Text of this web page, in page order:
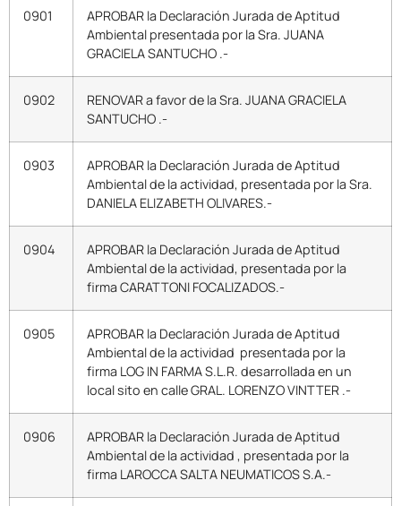
0901
APROBAR la Declaración Jurada de Aptitud
Ambiental presentada por la Sra. JUANA
GRACIELA SANTUCHO .-
0902
RENOVAR a favor de la Sra. JUANA GRACIELA
SANTUCHO .-
0903
APROBAR la Declaración Jurada de Aptitud
Ambiental de la actividad, presentada por la Sra.
DANIELA ELIZABETH OLIVARES.-
0904
APROBAR la Declaración Jurada de Aptitud
Ambiental de la actividad, presentada por la
firma CARATTONI FOCALIZADOS.-
0905
APROBAR la Declaración Jurada de Aptitud
Ambiental de la actividad presentada por la
firma LOG IN FARMA S.L.R. desarrollada en un
local sito en calle GRAL. LORENZO VINTTER .-
0906
APROBAR la Declaración Jurada de Aptitud
Ambiental de la actividad , presentada por la
firma LAROCCA SALTA NEUMATICOS S.A.-